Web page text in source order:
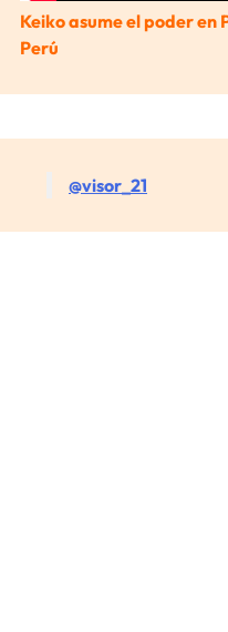
Keiko asume el poder en
Perú
@visor_21